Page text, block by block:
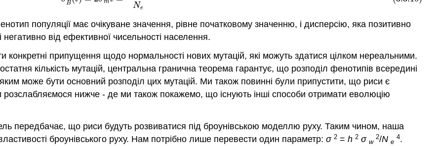
B m
Ne
популяції має очікуване значення, рівне початковому значенню, і дисперсію, яка позитивно
негативно від ефективної чисельності населення.
припущення щодо нормальності нових мутацій, які можуть здатися цілком нереальними.
кількість мутацій, центральна гранична теорема гарантує, що розподіл фенотипів всередині
може бути основний розподіл цих мутацій. Ми також повинні були припустити, що риси є
нижче - де ми також покажемо, що існують інші способи отримати еволюцію
передбачає, що риси будуть розвиватися під броунівською моделлю руху. Таким чином, наша
броунівського руху. Нам потрібно лише перевести один параметр: σ 2 = h 2 σ w
2/N e
4.